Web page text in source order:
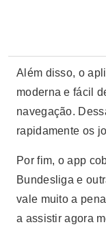
Além disso, o
moderna e fácil
navegação.
rapidamente os
Por fim, o app
Bundesliga e
vale muito a
a assistir agora